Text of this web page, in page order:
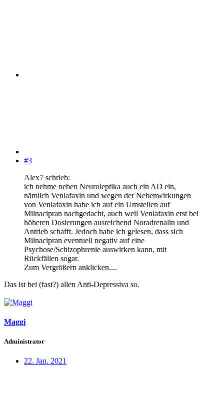
#3
Alex7 schrieb:
ich nehme neben Neuroleptika auch ein AD ein,
nämlich Venlafaxin und wegen der Nebenwirkungen
von Venlafaxin habe ich auf ein Umstellen auf
Milnacipran nachgedacht, auch weil Venlafaxin erst bei
höheren Dosierungen ausreichend Noradrenalin und
Antrieb schafft. Jedoch habe ich gelesen, dass sich
Milnacipran eventuell negativ auf eine
Psychose/Schizophrenie auswirken kann, mit
Rückfällen sogar.
Zum Vergrößern anklicken....
Das ist bei (fast?) allen Anti-Depressiva so.
Maggi
Administrator
22. Jan. 2021